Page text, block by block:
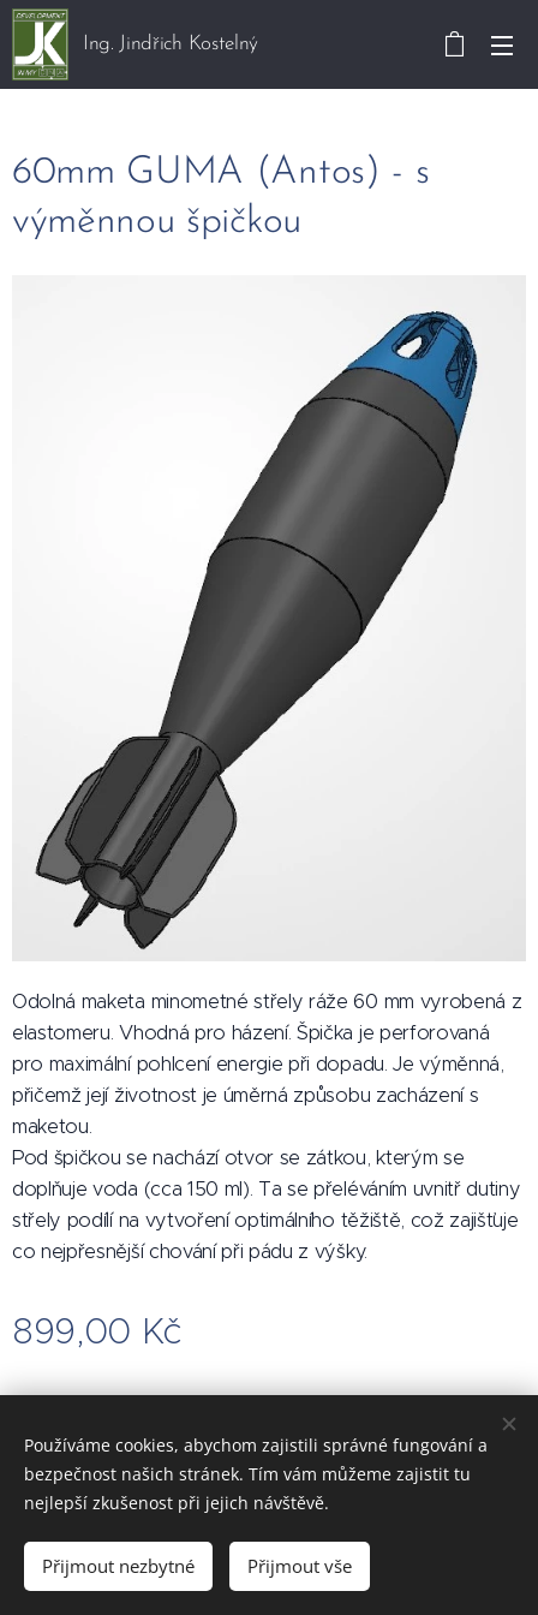
Ing. Jindřich Kostelný
60mm GUMA (Antos) - s
výměnnou špičkou
Odolná maketa minometné střely ráže 60 mm vyrobená z
elastomeru. Vhodná pro házení. Špička je perforovaná
pro maximální pohlcení energie při dopadu. Je výměnná,
přičemž její životnost je úměrná způsobu zacházení s
maketou.
Pod špičkou se nachází otvor se zátkou, kterým se
doplňuje voda (cca 150 ml). Ta se přeléváním uvnitř dutiny
střely podílí na vytvoření optimálního těžiště, což zajišťuje
co nejpřesnější chování při pádu z výšky.
899,00 Kč
Do košíku
Obrázky poskytlPexels
Vytvořeno službouWebnode Cookies
Používáme cookies, abychom zajistili správné fungování a
bezpečnost našich stránek. Tím vám můžeme zajistit tu
nejlepší zkušenost při jejich návštěvě.
Přijmout nezbytné Přijmout vše